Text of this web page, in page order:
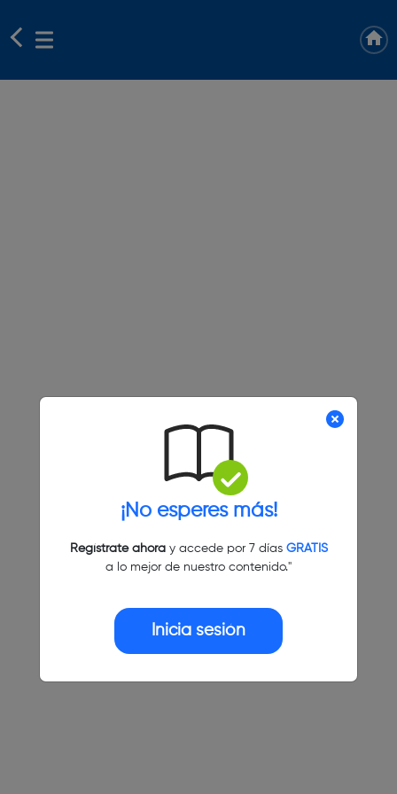
¡No esperes más!
Regístrate ahoray accede por 7 días GRATIS
a lo mejor de nuestro contenido."
Inicia sesión